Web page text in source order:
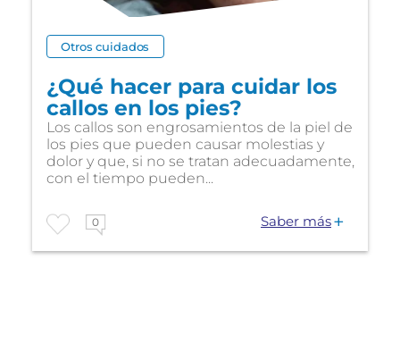
Otros cuidados
¿Qué hacer para cuidar los
callos en los pies?
Los callos son engrosamientos de la piel de
los pies que pueden causar molestias y
dolor y que, si no se tratan adecuadamente,
con el tiempo pueden...
0 Saber más